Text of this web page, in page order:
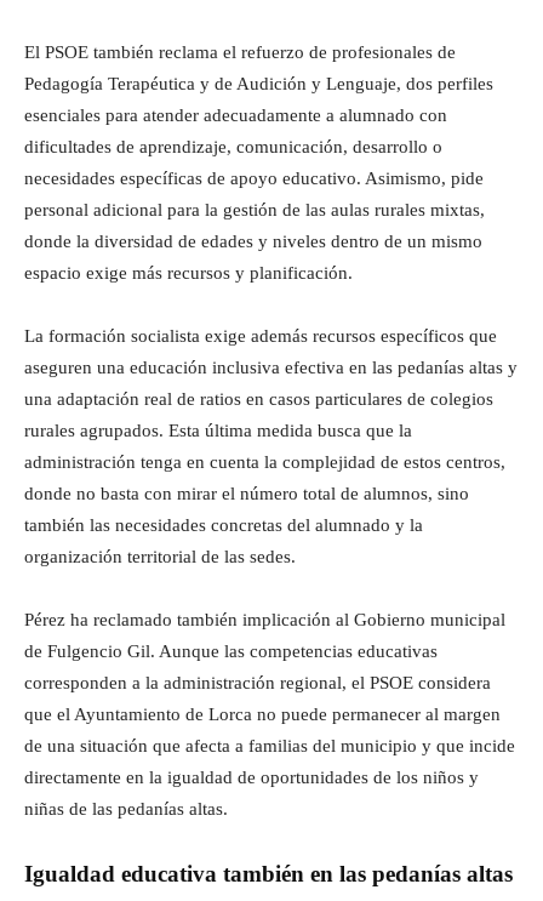
El PSOE también reclama el refuerzo de profesionales de
Pedagogía Terapéutica y de Audición y Lenguaje, dos perfiles
esenciales para atender adecuadamente a alumnado con
dificultades de aprendizaje, comunicación, desarrollo o
necesidades específicas de apoyo educativo. Asimismo, pide
personal adicional para la gestión de las aulas rurales mixtas,
donde la diversidad de edades y niveles dentro de un mismo
espacio exige más recursos y planificación.
La formación socialista exige además recursos específicos que
aseguren una educación inclusiva efectiva en las pedanías altas y
una adaptación real de ratios en casos particulares de colegios
rurales agrupados. Esta última medida busca que la
administración tenga en cuenta la complejidad de estos centros,
donde no basta con mirar el número total de alumnos, sino
también las necesidades concretas del alumnado y la
organización territorial de las sedes.
Pérez ha reclamado también implicación al Gobierno municipal
de Fulgencio Gil. Aunque las competencias educativas
corresponden a la administración regional, el PSOE considera
que el Ayuntamiento de Lorca no puede permanecer al margen
de una situación que afecta a familias del municipio y que incide
directamente en la igualdad de oportunidades de los niños y
niñas de las pedanías altas.
Igualdad educativa también en las pedanías altas